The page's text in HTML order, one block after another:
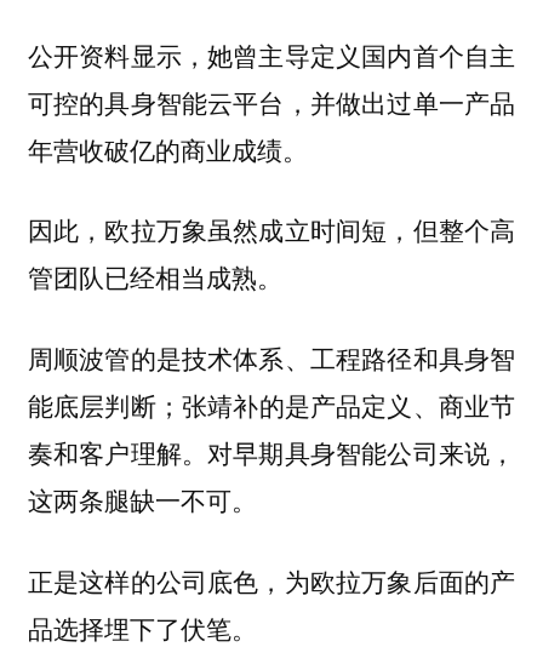
公开资料显示，她曾主导定义国内首个自主
可控的具身智能云平台，并做出过单一产品
年营收破亿的商业成绩。
因此，欧拉万象虽然成立时间短，但整个高
管团队已经相当成熟。
周顺波管的是技术体系、工程路径和具身智
能底层判断；张靖补的是产品定义、商业节
奏和客户理解。对早期具身智能公司来说，
这两条腿缺一不可。
正是这样的公司底色，为欧拉万象后面的产
品选择埋下了伏笔。